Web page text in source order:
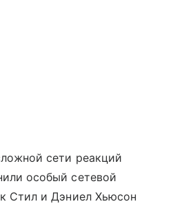
сети реакций
особый сетевой
Стил и Дэниел Хьюсон